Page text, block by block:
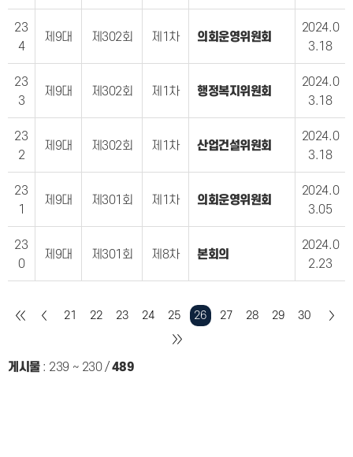
23
4
제9대 제302회 제1차 의회운영위원회
2024.0
3.18
23
3
제9대 제302회 제1차 행정복지위원회
2024.0
3.18
23
2
제9대 제302회 제1차 산업건설위원회
2024.0
3.18
23
1
제9대 제301회 제1차 의회운영위원회
2024.0
3.05
23
0
제9대 제301회 제8차 본회의
2024.0
2.23
21 22 23 24 25 26 27 28 29 30
게시물: 239 ~ 230/489